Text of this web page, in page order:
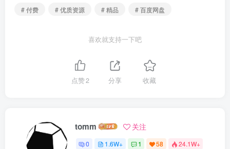
# 付费
# 优质资源 # 精品 # 百度网盘
喜欢就支持一下吧
点赞2 分享 收藏
tomm 关注
0 1.6W+ 1 58 24.1W+